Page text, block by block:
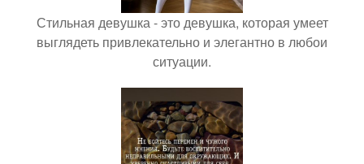
Стильная девушка - это девушка, которая умеет
выглядеть привлекательно и элегантно в любои
ситуации.